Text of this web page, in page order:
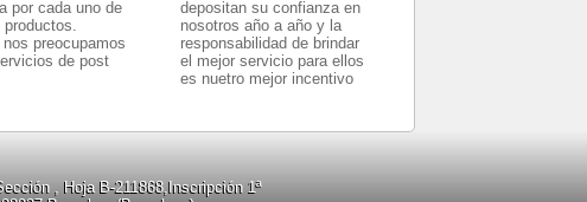
por cada uno de
productos.
nos preocupamos
de post
depositan su confianza en
nosotros año a año y la
responsabilidad de brindar
el mejor servicio para ellos
es nuetro mejor incentivo
, Hoja B-211868,Inscripción 1ª